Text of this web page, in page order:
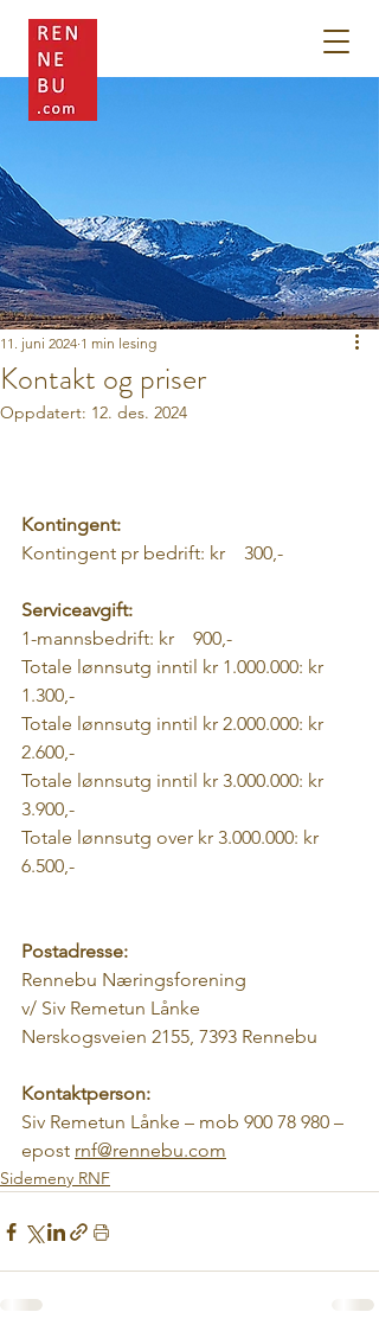
Kontakt og priser
11. juni 2024 1 min lesing
Oppdatert: 12. des. 2024
Kontingent:
Kontingent pr bedrift: kr    300,-
Serviceavgift:
1-mannsbedrift: kr    900,-
Totale lønnsutg inntil kr 1.000.000: kr
1.300,-
Totale lønnsutg inntil kr 2.000.000: kr
2.600,-
Totale lønnsutg inntil kr 3.000.000: kr
3.900,-
Totale lønnsutg over kr 3.000.000: kr
6.500,-
Postadresse:
Rennebu Næringsforening
v/ Siv Remetun Lånke
Nerskogsveien 2155, 7393 Rennebu
Kontaktperson:
Siv Remetun Lånke – mob 900 78 980 –
epost rnf@rennebu.com
Sidemeny RNF